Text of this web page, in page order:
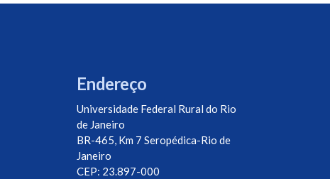
Endereço
Universidade Federal Rural do Rio
de Janeiro
BR-465, Km 7 Seropédica-Rio de
Janeiro
CEP: 23.897-000